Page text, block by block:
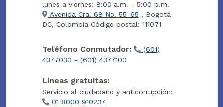
lunes a viernes: 8:00 a.m. - 5:00 p.m.
Avenida Cra. 68 No. 55-65 , Bogotá
DC, Colombia Código postal: 111071
Teléfono Conmutador:
(601)
4377030 - (601) 4377100
Líneas gratuitas:
Servicio al ciudadano y anticorrupción:
01 8000 910237